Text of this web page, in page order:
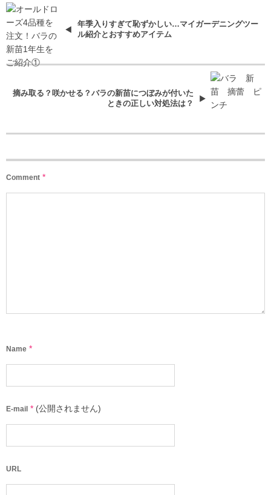
年季入りすぎて恥ずかしい…マイガーデニングツー
ル紹介とおすすめアイテム
摘み取る？咲かせる？バラの新苗につぼみが付いた
ときの正しい対処法は？
Comment *
Name *
E-mail * (公開されません)
URL